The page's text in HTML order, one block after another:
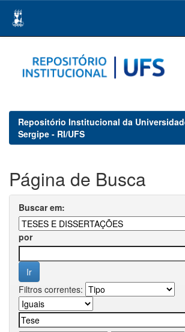
navigation
Repositório Institucional da
Sergipe - RI/UFS
Página de Busca
Buscar em:
por
Filtros correntes: